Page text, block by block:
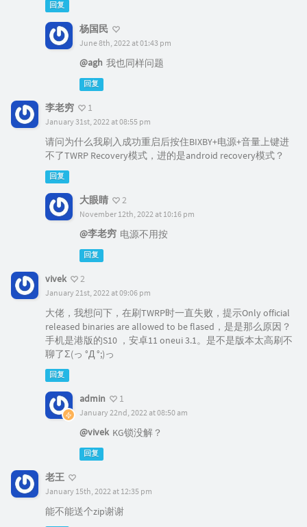
回复
杨国民
June 8th, 2022 at 01:43 pm
@agh 我也同样问题
回复
李老穷 1
January 31st, 2022 at 08:55 pm
请问为什么我刷入成功重启后按住BIXBY+电源+音量上键进
不了TWRP Recovery模式，进的是android recovery模式？
回复
大眼睛 2
November 12th, 2022 at 10:16 pm
@李老穷 电源不用按
回复
vivek 2
January 21st, 2022 at 09:06 pm
大佬，我想问下，在刷TWRP时一直失败，提示Only official
released binaries are allowed to be flased，是是那么原因？
手机是港版的S10 ，安卓11 oneui 3.1。是不是版本太高刷不
聊了Σ(っ °Д °;)っ
回复
admin 1
January 22nd, 2022 at 08:50 am
@vivek KG锁没解？
回复
老王
January 15th, 2022 at 12:35 pm
能不能送个zip谢谢